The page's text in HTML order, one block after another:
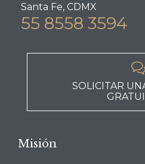
Santa Fe, CDMX
55 8558 3594

SOLICITAR
Misión